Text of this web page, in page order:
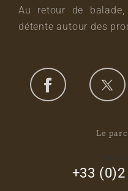
Au retour de
détente autour des
Le
+33